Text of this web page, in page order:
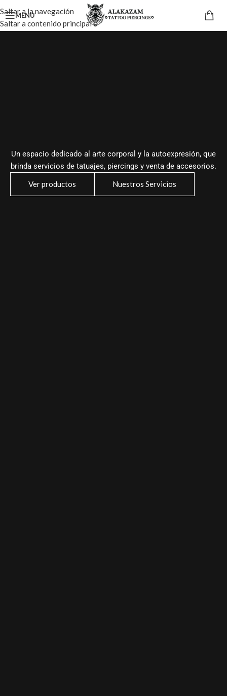
Saltar a la navegación
Saltar a contenido principal
MENÚ
Un espacio dedicado al arte corporal y la autoexpresión, que
brinda servicios de tatuajes, piercings y venta de accesorios.
Ver productos
Nuestros Servicios